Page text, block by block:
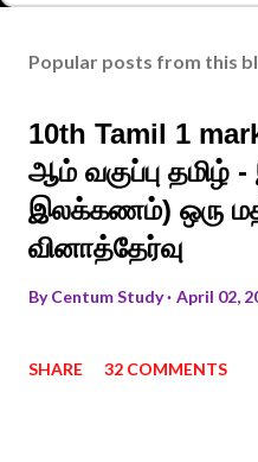
Popular posts from this
10th Tamil 1
ஆம் வகுப்பு தமிழ்
இலக்கணம்) ஒரு
வினாத்தேர்வு
ByCentum Study April 02,
SHARE 32 COMMENTS